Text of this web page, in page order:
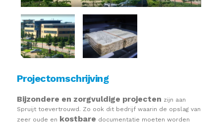
Projectomschrijving
Bijzondere en zorgvuldige projecten zijn aan
Spruijt toevertrouwd. Zo ook dit bedrijf waarin de opslag van
zeer oude en kostbare documentatie moeten worden